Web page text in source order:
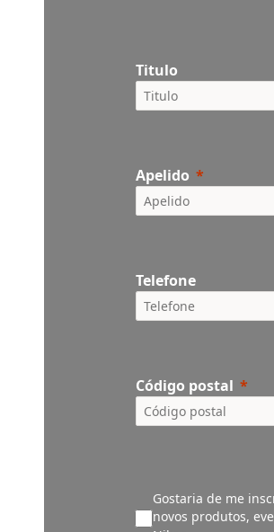
Titulo
Apelido
Telefone
Código postal
Gostaria de me
novos produtos,